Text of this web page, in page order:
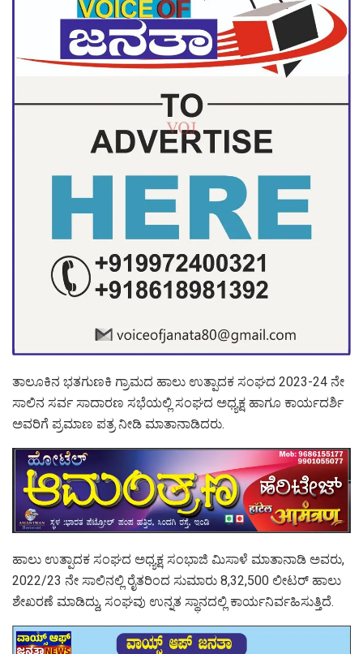
ತಾಲೂಕಿನ ಭತಗುಣಕಿ ಗ್ರಾಮದ ಹಾಲು ಉತ್ಪಾದಕ ಸಂಘದ 2023-24 ನೇ
ಸಾಲಿನ ಸರ್ವ ಸಾದಾರಣ ಸಭೆಯಲ್ಲಿ ಸಂಘದ ಅಧ್ಯಕ್ಷ ಹಾಗೂ ಕಾರ್ಯದರ್ಶಿ
ಅವರಿಗೆ ಪ್ರಮಾಣ ಪತ್ರ ನೀಡಿ ಮಾತಾನಾಡಿದರು.
ಹಾಲು ಉತ್ಪಾದಕ ಸಂಘದ ಅಧ್ಯಕ್ಷ ಸಂಭಾಜಿ ಮಿಸಾಳೆ ಮಾತಾನಾಡಿ ಅವರು,
2022/23 ನೇ ಸಾಲಿನಲ್ಲಿ ರೈತರಿಂದ ಸುಮಾರು 8,32,500 ಲೀಟರ್ ಹಾಲು
ಶೇಖರಣೆ ಮಾಡಿದ್ದು, ಸಂಘವು ಉನ್ನತ ಸ್ಥಾನದಲ್ಲಿ ಕಾರ್ಯನಿರ್ವಹಿಸುತ್ತಿದೆ.